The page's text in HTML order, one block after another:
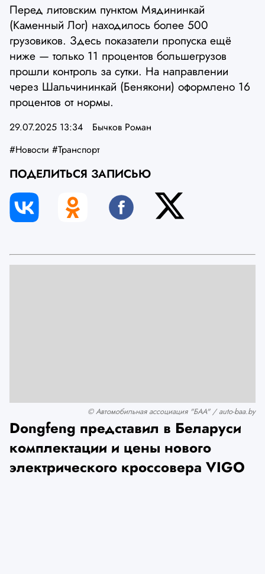
Перед литовским пунктом Мядининкай
(Каменный Лог) находилось более 500
грузовиков. Здесь показатели пропуска ещё
ниже — только 11 процентов большегрузов
прошли контроль за сутки. На направлении
через Шальчининкай (Бенякони) оформлено 16
процентов от нормы.
29.07.2025 13:34
Бычков Роман
#Новости #Транспорт
ПОДЕЛИТЬСЯ ЗАПИСЬЮ
© Автомобильная ассоциация "БАА" / auto-baa.by
Dongfeng представил в Беларуси
комплектации и цены нового
электрического кроссовера VIGO